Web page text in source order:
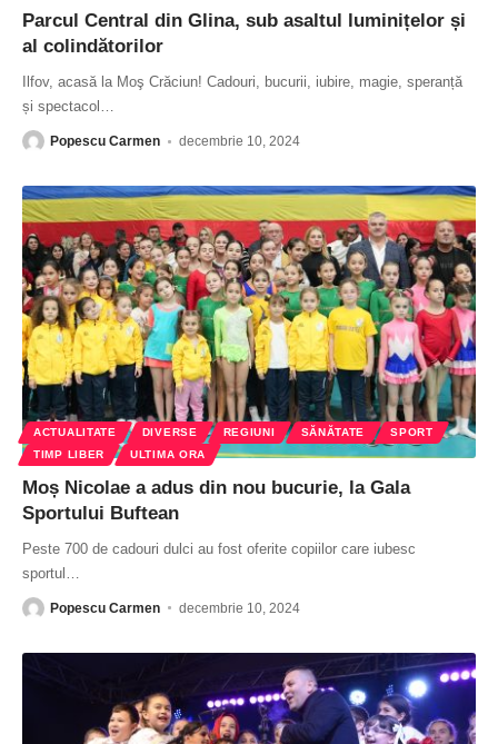
Parcul Central din Glina, sub asaltul luminițelor și
al colindătorilor
Ilfov, acasă la Moş Crăciun! Cadouri, bucurii, iubire, magie, speranță
și spectacol …
Popescu Carmen decembrie 10, 2024
ACTUALITATE DIVERSE REGIUNI SĂNĂTATE
SPORT
TIMP LIBER
ULTIMA ORA
Moș Nicolae a adus din nou bucurie, la Gala
Sportului Buftean
Peste 700 de cadouri dulci au fost oferite copiilor care iubesc
sportul
Popescu Carmen decembrie 10, 2024